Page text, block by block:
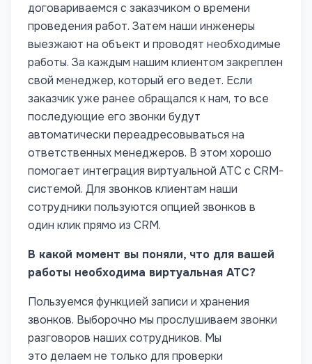
договариваемся с заказчиком о времени
проведения работ. Затем наши инженеры
выезжают на объект и проводят необходимые
работы. За каждым нашим клиентом закреплен
свой менеджер, который его ведет. Если
заказчик уже ранее обращался к нам, то все
последующие его звонки будут
автоматически переадресовываться на
ответственных менеджеров. В этом хорошо
помогает интеграция виртуальной АТС с CRM-
системой. Для звонков клиентам наши
сотрудники пользуются опцией звонков в
один клик прямо из CRM.
В какой момент вы поняли, что для вашей
работы необходима виртуальная АТС?
Пользуемся функцией записи и хранения
звонков. Выборочно мы прослушиваем звонки
разговоров наших сотрудников. Мы
это делаем не только для проверки